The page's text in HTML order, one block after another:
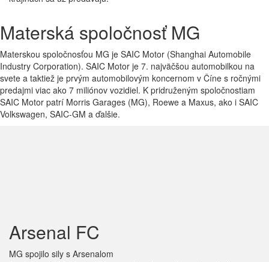
Materská spoločnosť MG
Materskou spoločnosťou MG je SAIC Motor (Shanghai Automobile
Industry Corporation). SAIC Motor je 7. najväčšou automobilkou na
svete a taktiež je prvým automobilovým koncernom v Číne s ročnými
predajmi viac ako 7 miliónov vozidiel. K pridruženým spoločnostiam
SAIC Motor patrí Morris Garages (MG), Roewe a Maxus, ako i SAIC
Volkswagen, SAIC-GM a ďalšie.
Arsenal FC
MG spojilo sily s Arsenalom